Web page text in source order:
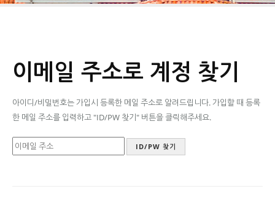
이메일 주소로 계정 찾기
아이디/비밀번호는 가입시 등록한 메일 주소로 알려드립니다. 가입할 때 등록
한 메일 주소를 입력하고 "ID/PW 찾기" 버튼을 클릭해주세요.